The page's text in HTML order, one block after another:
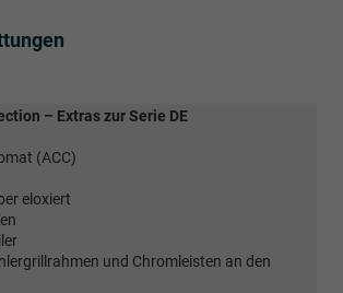
– Extras zur Serie DE
(ACC)
eloxiert
und Chromleisten an den